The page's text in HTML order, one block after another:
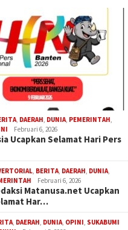
DAERAH DUNIA PEMERINTAH
Februari 6, 2026
Ucapkan Selamat Hari Pers
BERITA DAERAH DUNIA
Februari 6, 2026
Matanusa.net Ucapkan
Har…
DAERAH DUNIA OPINI SUKABUMI